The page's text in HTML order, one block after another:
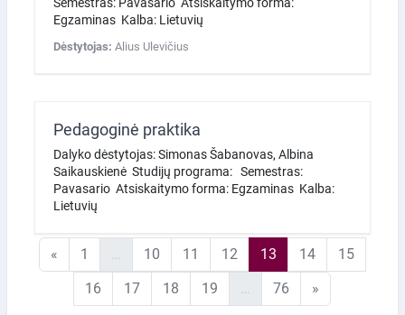
Egzaminas Kalba: Lietuvių
Dėstytojas: Alius Ulevičius
Pedagoginė praktika
Dalyko dėstytojas: Simonas Šabanovas, Albina
Saikauskienė Studijų programa: Semestras:
Pavasario Atsiskaitymo forma: Egzaminas Kalba:
Lietuvių
« Ankstesnis puslapis
1 1 puslapis10 10 puslapis
11 11 puslapis
12 12 puslapis
13 13 puslapis
1414 puslapis
1515
16 16 puslapis
1717 puslapis
18 18 puslapis
19 19 puslapis
76 76 puslapis
»